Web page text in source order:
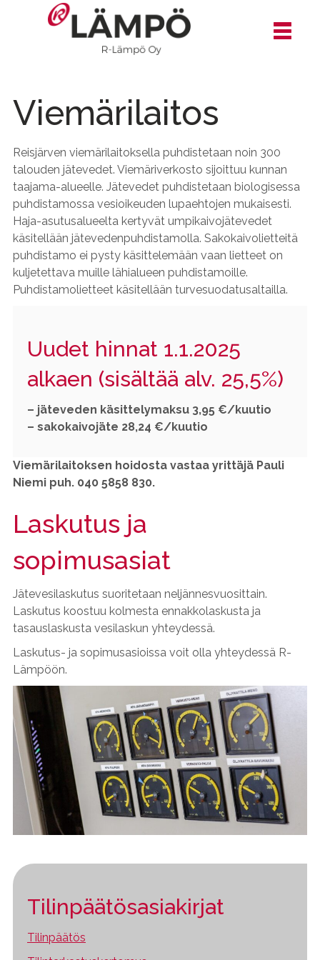
Viemärilaitos
Reisjärven viemärilaitoksella puhdistetaan noin 300
talouden jätevedet. Viemäriverkosto sijoittuu kunnan
taajama-alueelle. Jätevedet puhdistetaan biologisessa
puhdistamossa vesioikeuden lupaehtojen mukaisesti.
Haja-asutusalueelta kertyvät umpikaivojätevedet
käsitellään jätevedenpuhdistamolla. Sakokaivolietteitä
puhdistamo ei pysty käsittelemään vaan lietteet on
kuljetettava muille lähialueen puhdistamoille.
Puhdistamolietteet käsitellään turvesuodatusaltailla.
Uudet hinnat 1.1.2025
alkaen (sisältää alv. 25,5%)
– jäteveden käsittelymaksu 3,95 €/kuutio
– sakokaivojäte 28,24 €/kuutio
Viemärilaitoksen hoidosta vastaa yrittäjä Pauli
Niemi puh. 040 5858 830.
Laskutus ja
sopimusasiat
Jätevesilaskutus suoritetaan neljännesvuosittain.
Laskutus koostuu kolmesta ennakkolaskusta ja
tasauslaskusta vesilaskun yhteydessä.
Laskutus- ja sopimusasioissa voit olla yhteydessä R-
Lämpöön.
Tilinpäätösasiakirjat
Tilinpäätös